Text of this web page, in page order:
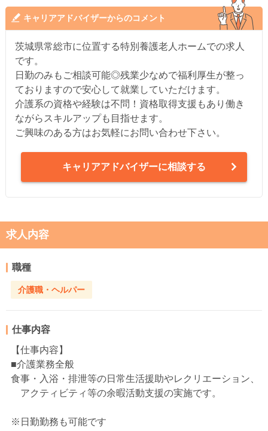
キャリアアドバイザーからのコメント
茨城県常総市に位置する特別養護老人ホームでの求人
です。
日勤のみもご相談可能◎残業少なめで福利厚生が整っ
ておりますので安心して就業していただけます。
介護系の資格や経験は不問！資格取得支援もあり働き
ながらスキルアップも目指せます。
ご興味のある方はお気軽にお問い合わせ下さい。
キャリアアドバイザーに相談する
求人内容
職種
介護職・ヘルパー
仕事内容
【仕事内容】
■介護業務全般
食事・入浴・排泄等の日常生活援助やレクリエーション、
アクティビティ等の余暇活動支援の実施です。
※日勤勤務も可能です